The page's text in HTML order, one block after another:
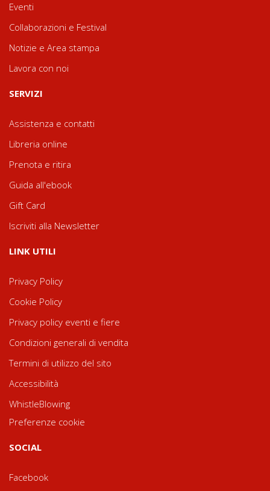
Eventi
Collaborazioni e Festival
Notizie e Area stampa
Lavora con noi
SERVIZI
Assistenza e contatti
Libreria online
Prenota e ritira
Guida all'ebook
Gift Card
Iscriviti alla Newsletter
LINK UTILI
Privacy Policy
Cookie Policy
Privacy policy eventi e fiere
Condizioni generali di vendita
Termini di utilizzo del sito
Accessibilità
WhistleBlowing
Preferenze cookie
SOCIAL
Facebook